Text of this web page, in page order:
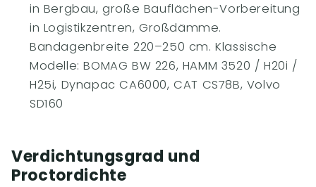
in Bergbau, große Bauflächen-Vorbereitung
in Logistikzentren, Großdämme.
Bandagenbreite 220–250 cm. Klassische
Modelle: BOMAG BW 226, HAMM 3520 / H20i /
H25i, Dynapac CA6000, CAT CS78B, Volvo
SD160
Verdichtungsgrad und
Proctordichte